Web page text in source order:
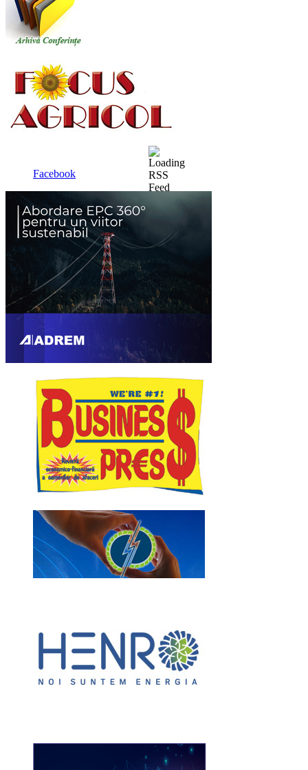
Facebook